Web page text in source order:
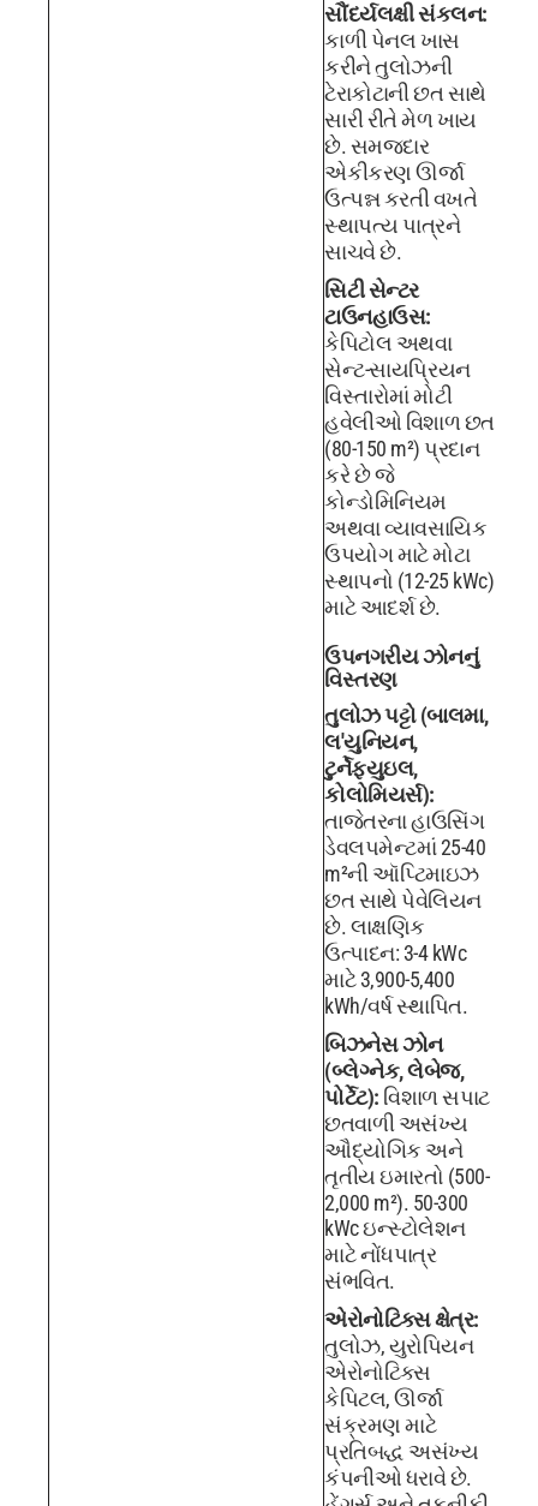
સૌંદર્યલક્ષી સંકલન:
કાળી પેનલ ખાસ
કરીને તુલોઝની
ટેરાકોટાની છત સાથે
સારી રીતે મેળ ખાય
છે. સમજદાર
એકીકરણ ઊર્જા
ઉત્પન્ન કરતી વખતે
સ્થાપત્ય પાત્રને
સાચવે છે.
સિટી સેન્ટર
ટાઉનહાઉસ:
કેપિટોલ અથવા
સેન્ટ-સાયપ્રિયન
વિસ્તારોમાં મોટી
હવેલીઓ વિશાળ છત
(80-150 m²) પ્રદાન
કરે છે જે
કોન્ડોમિનિયમ
અથવા વ્યાવસાયિક
ઉપયોગ માટે મોટા
સ્થાપનો (12-25 kWc)
માટે આદર્શ છે.
ઉપનગરીય ઝોનનું
વિસ્તરણ
તુલોઝ પટ્ટો (બાલમા,
લ'યુનિયન,
ટુર્નેફ્યુઇલ,
કોલોમિયર્સ):
તાજેતરના હાઉસિંગ
ડેવલપમેન્ટમાં 25-40
m²ની ઑપ્ટિમાઇઝ
છત સાથે પેવેલિયન
છે. લાક્ષણિક
ઉત્પાદન: 3-4 kWc
માટે 3,900-5,400
kWh/વર્ષ સ્થાપિત.
બિઝનેસ ઝોન
(બ્લેગ્નેક, લેબેજ,
પોર્ટેટ): વિશાળ સપાટ
છતવાળી અસંખ્ય
ઔદ્યોગિક અને
તૃતીય ઇમારતો (500-
2,000 m²). 50-300
kWc ઇન્સ્ટોલેશન
માટે નોંધપાત્ર
સંભવિત.
એરોનોટિક્સ ક્ષેત્ર:
તુલોઝ, યુરોપિયન
એરોનોટિક્સ
કેપિટલ, ઊર્જા
સંક્રમણ માટે
પ્રતિબદ્ધ અસંખ્ય
કંપનીઓ ધરાવે છે.